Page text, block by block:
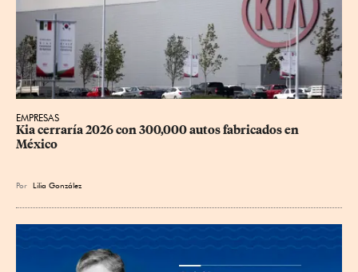
EMPRESAS
Kia cerraría 2026 con 300,000 autos fabricados en
México
Por Lilia González